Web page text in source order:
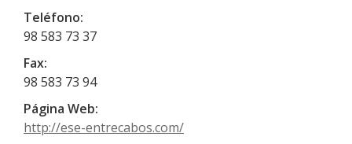
Teléfono:
98 583 73 37
Fax:
98 583 73 94
Página Web:
http://ese-entrecabos.com/